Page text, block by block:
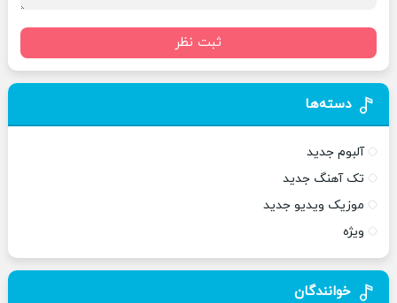
ثبت نظر
دسته‌ها
آلبوم جدید
تک آهنگ جدید
موزیک ویدیو جدید
ویژه
خوانندگان